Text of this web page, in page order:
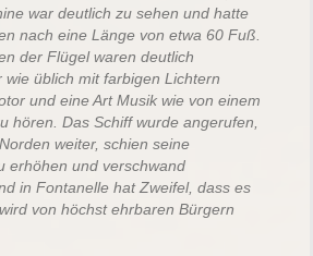
war deutlich zu sehen und hatte
nach eine Länge von etwa 60 Fuß.
der Flügel waren deutlich
wie üblich mit farbigen Lichtern
und eine Art Musik wie von einem
hören. Das Schiff wurde angerufen,
weiter, schien seine
erhöhen und verschwand
in Fontanelle hat Zweifel, dass es
von höchst ehrbaren Bürgern